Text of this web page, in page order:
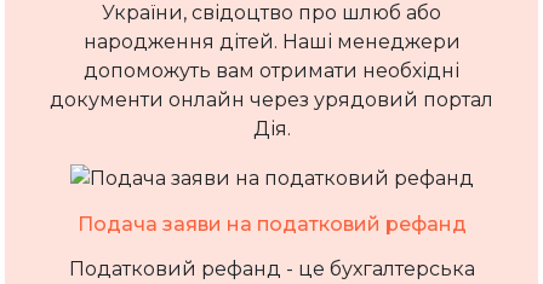
України, свідоцтво про шлюб або
народження дітей. Наші менеджери
допоможуть вам отримати необхідні
документи онлайн через урядовий портал
Дія.
Подача заяви на податковий рефанд
Податковий рефанд - це бухгалтерська